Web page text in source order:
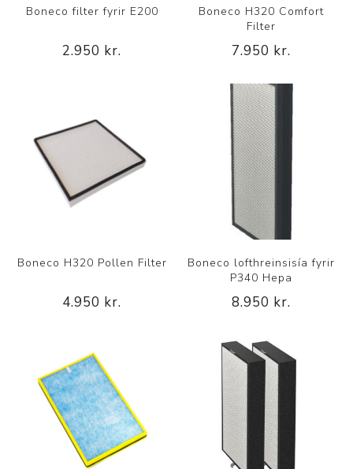
Boneco filter fyrir E200
2.950 kr.
Boneco H320 Comfort
Filter
7.950 kr.
Boneco H320 Pollen Filter
4.950 kr.
Boneco lofthreinsisía fyrir
P340 Hepa
8.950 kr.